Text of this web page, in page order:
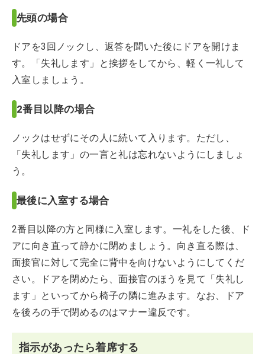
先頭の場合
ドアを3回ノックし、返答を聞いた後にドアを開けま
す。「失礼します」と挨拶をしてから、軽く一礼して
入室しましょう。
2番目以降の場合
ノックはせずにその人に続いて入ります。ただし、
「失礼します」の一言と礼は忘れないようにしましょ
う。
最後に入室する場合
2番目以降の方と同様に入室します。一礼をした後、ド
アに向き直って静かに閉めましょう。向き直る際は、
面接官に対して完全に背中を向けないようにしてくだ
さい。ドアを閉めたら、面接官のほうを見て「失礼し
ます」といってから椅子の隣に進みます。なお、ドア
を後ろの手で閉めるのはマナー違反です。
指示があったら着席する